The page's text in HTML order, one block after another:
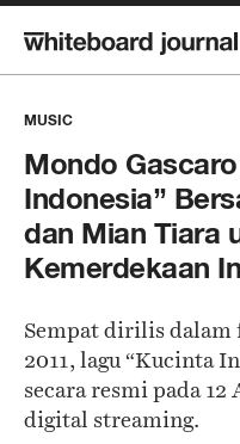
MUSIC
Mondo
Indonesia”
dan Mian Tiara
Kemerdekaan
Sempat dirilis dalam
2011, lagu “Kucinta
secara resmi pada
digital streaming.